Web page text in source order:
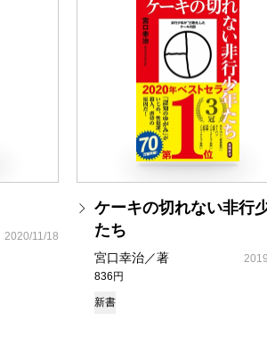
2020/11/18
ケーキの切れない非行
たち
宮口幸治／著
836円
新書